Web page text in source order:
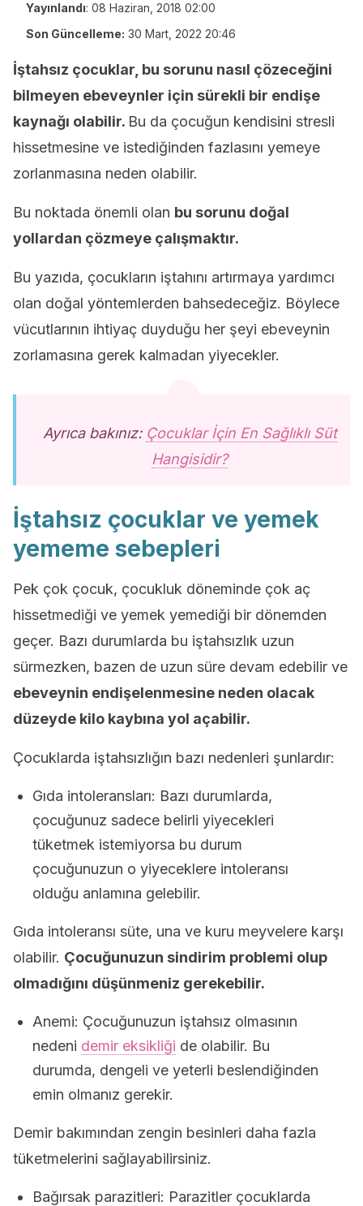
Yayınlandı: 08 Haziran, 2018 02:00
Son Güncelleme: 30 Mart, 2022 20:46
İştahsız çocuklar, bu sorunu nasıl çözeceğini
bilmeyen ebeveynler için sürekli bir endişe
kaynağı olabilir. Bu da çocuğun kendisini stresli
hissetmesine ve istediğinden fazlasını yemeye
zorlanmasına neden olabilir.
Bu noktada önemli olan bu sorunu doğal
yollardan çözmeye çalışmaktır.
Bu yazıda, çocukların iştahını artırmaya yardımcı
olan doğal yöntemlerden bahsedeceğiz. Böylece
vücutlarının ihtiyaç duyduğu her şeyi ebeveynin
zorlamasına gerek kalmadan yiyecekler.
Ayrıca bakınız: Çocuklar İçin En Sağlıklı Süt
Hangisidir?
İştahsız çocuklar ve yemek
yememe sebepleri
Pek çok çocuk, çocukluk döneminde çok aç
hissetmediği ve yemek yemediği bir dönemden
geçer. Bazı durumlarda bu iştahsızlık uzun
sürmezken, bazen de uzun süre devam edebilir ve
ebeveynin endişelenmesine neden olacak
düzeyde kilo kaybına yol açabilir.
Çocuklarda iştahsızlığın bazı nedenleri şunlardır:
Gıda intoleransları: Bazı durumlarda,
çocuğunuz sadece belirli yiyecekleri
tüketmek istemiyorsa bu durum
çocuğunuzun o yiyeceklere intoleransı
olduğu anlamına gelebilir.
Gıda intoleransı süte, una ve kuru meyvelere karşı
olabilir. Çocuğunuzun sindirim problemi olup
olmadığını düşünmeniz gerekebilir.
Anemi: Çocuğunuzun iştahsız olmasının
nedeni demir eksikliği de olabilir. Bu
durumda, dengeli ve yeterli beslendiğinden
emin olmanız gerekir.
Demir bakımından zengin besinleri daha fazla
tüketmelerini sağlayabilirsiniz.
Bağırsak parazitleri: Parazitler çocuklarda